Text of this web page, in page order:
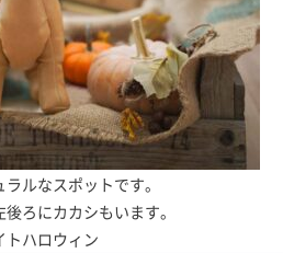
ルなスポットです。
ろにカカシもいます。
トハロウィン